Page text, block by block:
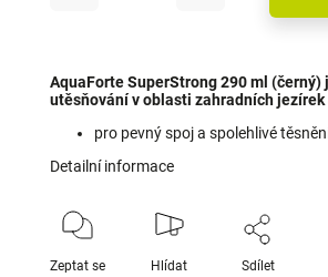
AquaForte SuperStrong 290 ml
utěsňování v oblasti zahradních
pro pevný spoj a spolehlivé
Detailní informace
Zeptat se Hlídat Sdílet